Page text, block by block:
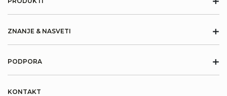
ZNANJE & NASVETI +
PODPORA +
KONTAKT